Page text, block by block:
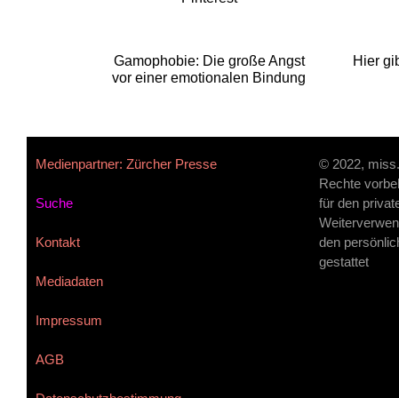
Gamophobie: Die große Angst
vor einer emotionalen Bindung
Hier
Medienpartner: Zürcher Presse
Suche
Kontakt
Mediadaten
Impressum
AGB
© 2022,
Rechte
für den
den
gestattet